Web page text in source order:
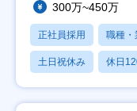
300万~450万
正社員採用 職種・
土日祝休み 休日